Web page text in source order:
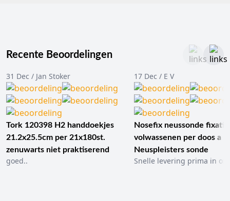
Recente Beoordelingen
31 Dec / Jan Stoker
Tork 120398 H2 handdoekjes
21.2x25.5cm per 21x180st.
zenuwarts niet praktiserend
goed..
17 Dec / E V
Nosefix neussonde
volwassenen per doos a
Neuspleisters sonde
Snelle levering prima in